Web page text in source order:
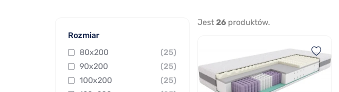
Rozmiar
80x200
(25)
90x200
(25)
100x200
(25)
Jest 26 produktów.